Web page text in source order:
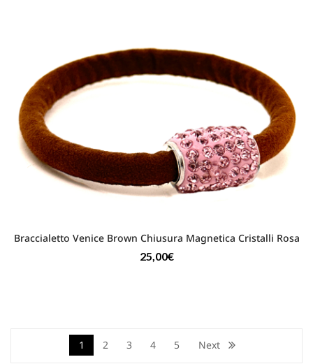
Braccialetto Venice Brown Chiusura Magnetica Cristalli Rosa
25,00€
1 2 3 4 5 Next